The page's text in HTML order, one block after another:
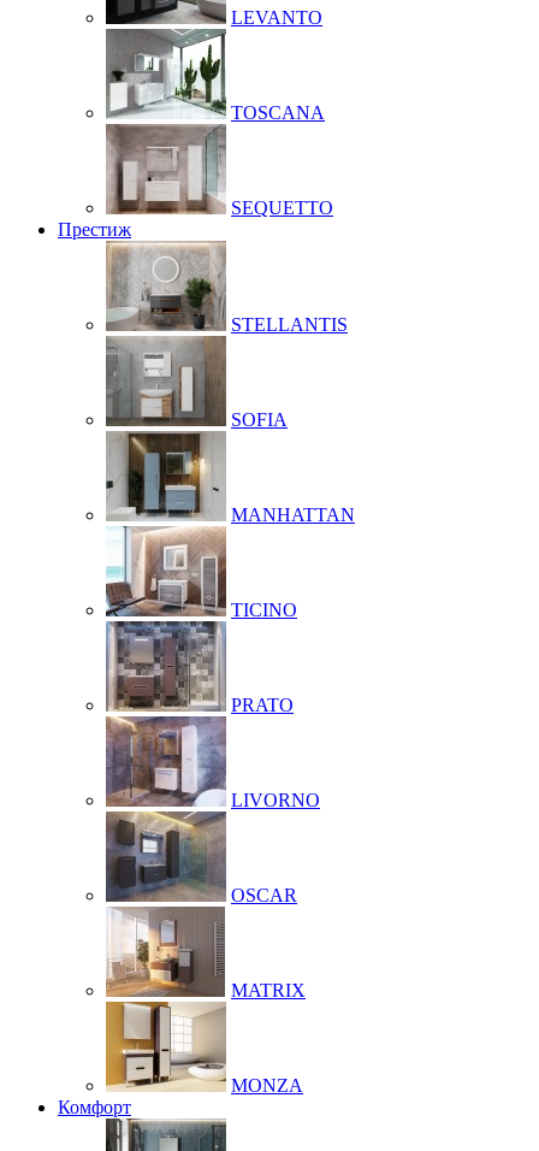
LEVANTO
TOSCANA
SEQUETTO
Престиж
STELLANTIS
SOFIA
MANHATTAN
TICINO
PRATO
LIVORNO
OSCAR
MATRIX
MONZA
Комфорт